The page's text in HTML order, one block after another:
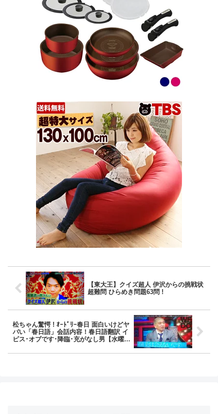
【東大王】クイズ超人 伊沢からの挑戦状
超難問 ひらめき問題63問 !
松ちゃん驚愕 ! ｵｰﾄﾞﾘｰ春日 面白いけどヤ
バい「春日語」会話内容！春日語翻訳 イ
ピス･オブです･降臨･充がなし男【水曜日